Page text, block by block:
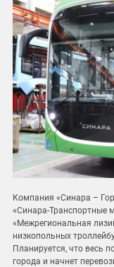
Компания «Синара –
«Синара-Транспортные
«Межрегиональная
низкопольных
Планируется, что весь
города и начнет